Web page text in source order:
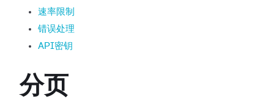
速率限制
错误处理
API密钥
分页